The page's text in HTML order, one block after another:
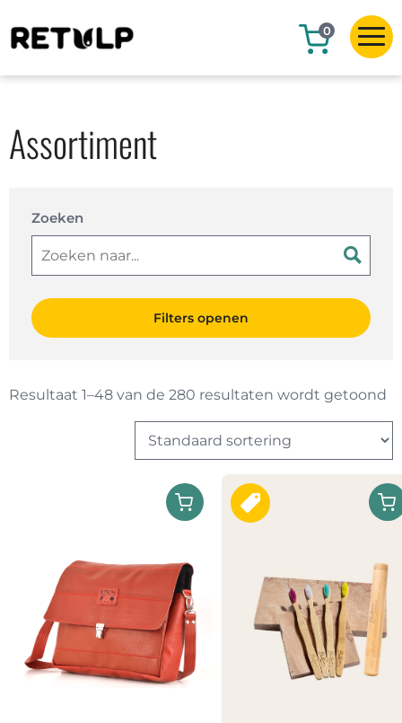
0
Assortiment
Zoeken
Filters openen
Resultaat 1–48 van de 280 resultaten wordt getoond